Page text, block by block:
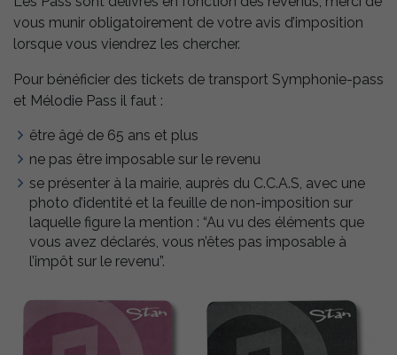
vous munir obligatoirement de votre avis d’imposition
lorsque vous viendrez les chercher.
Pour bénéficier des tickets de transport Symphonie-pass
et Mélodie Pass il faut :
être âgé de 65 ans et plus
ne pas être imposable sur le revenu
se présenter à la mairie, auprès du C.C.A.S, avec une
photo d’identité et la feuille de non-imposition sur
laquelle figure la mention : “Au vu des éléments que
vous avez déclarés, vous n’êtes pas imposable à
l’impôt sur le revenu”.